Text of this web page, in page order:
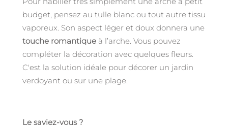
budget, pensez au tulle blanc ou tout autre tissu
vaporeux. Son aspect léger et doux donnera une
touche romantique à l’arche. Vous pouvez
compléter la décoration avec quelques fleurs.
C'est la solution idéale pour décorer un jardin
verdoyant ou sur une plage.
Le saviez-vous ?